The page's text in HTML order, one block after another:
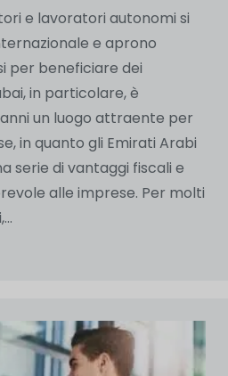
e lavoratori autonomi si
e aprono
per beneficiare dei
in particolare, è
un luogo attraente per
in quanto gli Emirati Arabi
serie di vantaggi fiscali e
alle imprese. Per molti